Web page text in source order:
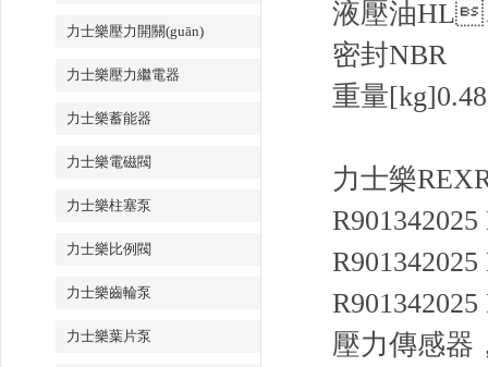
力士樂壓力開關(guān)
力士樂壓力繼電器
力士樂蓄能器
力士樂電磁閥
力士樂柱塞泵
力士樂比例閥
力士樂齒輪泵
力士樂葉片泵
液壓油HL
密封NBR
重量[kg]0.48
力士樂
壓力傳感